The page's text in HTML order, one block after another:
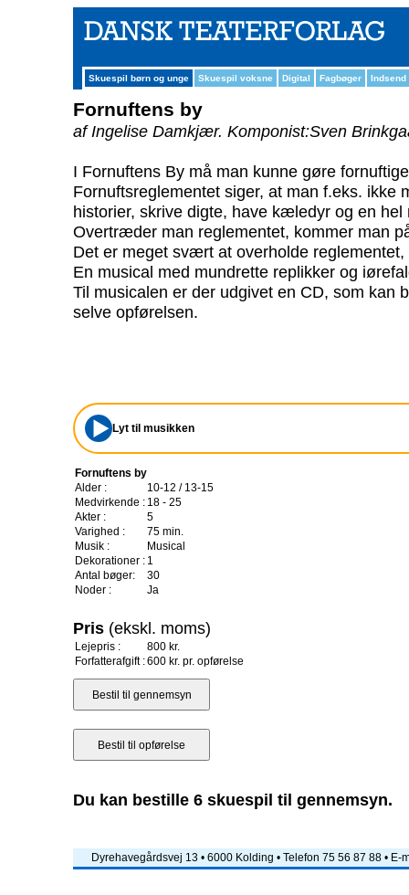
Skuespil børn og unge Skuespil voksne Digital Fagbøger Indsend
Fornuftens by
af Ingelise Damkjær. Komponist:Sven
I Fornuftens By må man kunne gøre
Fornuftsreglementet siger, at man f.eks. ikke
historier, skrive digte, have kæledyr og en hel
Overtræder man reglementet, kommer man
Det er meget svært at overholde
En musical med mundrette replikker og
Til musicalen er der udgivet en CD, som kan
selve opførelsen.
Lyt til musikken
Fornuftens by
Alder :
10-12 / 13-15
Medvirkende : 18 - 25
Akter :
5
Varighed :
75 min.
Musik :
Musical
Dekorationer : 1
Antal bøger:
30
Noder :
Ja
Pris (ekskl. moms)
Lejepris :
800 kr.
Forfatterafgift :600 kr. pr. opførelse
Du kan bestille 6 skuespil til gennemsyn.
Dyrehavegårdsvej 13 • 6000 Kolding • Telefon 75 56 87 88 • E-